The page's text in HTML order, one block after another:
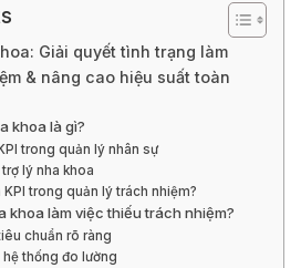
Giải quyết tình trạng làm
& nâng cao hiệu suất toàn
khoa là gì?
trong quản lý nhân sự
lý nha khoa
KPI trong quản lý trách nhiệm?
khoa làm việc thiếu trách nhiệm?
chuẩn rõ ràng
thống đo lường